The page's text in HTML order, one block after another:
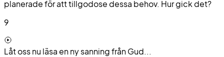
planerade för att tillgodose dessa behov. Hur gick det?
9
Låt oss nu läsa en ny sanning från Gud...